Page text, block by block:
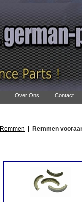
Over Ons Contact
Remmen Remmen